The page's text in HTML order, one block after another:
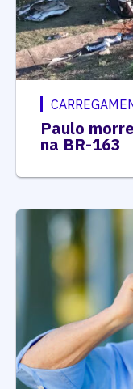
Paulo
na BR-163